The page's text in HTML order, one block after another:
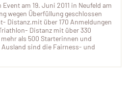
am 19. Juni 2011 in Neufeld am
wegen Überfüllung geschlossen
Distanz.mit über 170 Anmeldungen
Distanz mit über 330
als 500 Starterinnen und
sind die Fairness- und